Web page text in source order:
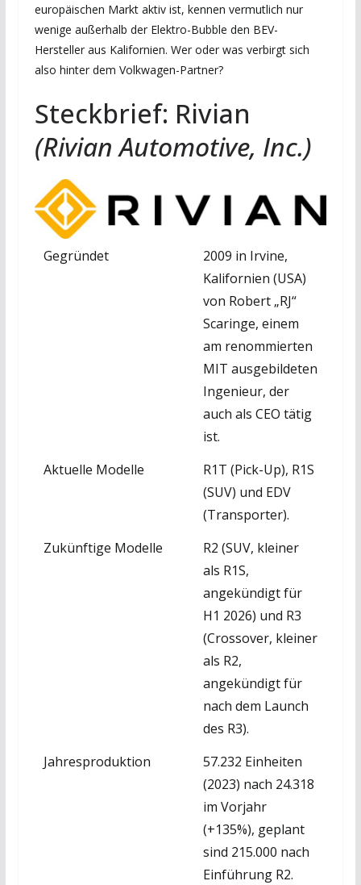
europäischen Markt aktiv ist, kennen vermutlich nur
wenige außerhalb der Elektro-Bubble den BEV-
Hersteller aus Kalifornien. Wer oder was verbirgt sich
also hinter dem Volkwagen-Partner?
Steckbrief: Rivian
(Rivian Automotive, Inc.)
Gegründet
2009 in Irvine,
Kalifornien (USA)
von Robert „RJ“
Scaringe, einem
am renommierten
MIT ausgebildeten
Ingenieur, der
auch als CEO tätig
ist.
Aktuelle Modelle
R1T (Pick-Up), R1S
(SUV) und EDV
(Transporter).
Zukünftige Modelle
R2 (SUV, kleiner
als R1S,
angekündigt für
H1 2026) und R3
(Crossover, kleiner
als R2,
angekündigt für
nach dem Launch
des R3).
Jahresproduktion
57.232 Einheiten
(2023) nach 24.318
im Vorjahr
(+135%), geplant
sind 215.000 nach
Einführung R2.